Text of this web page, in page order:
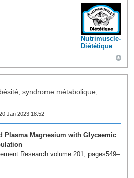
Nutrimuscle-
Diététique
syndrome métabolique,
Jan 2023 18:52
Plasma Magnesium with Glycaemic
Research volume 201, pages549–